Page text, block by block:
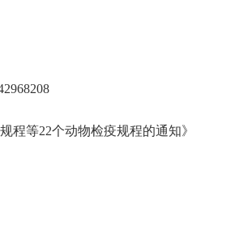
程等22个动物检疫规程的通知》